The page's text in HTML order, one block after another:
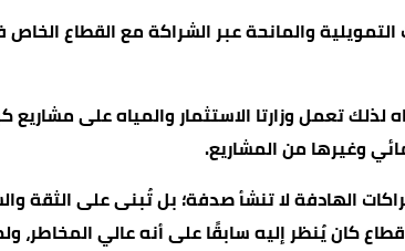
التمويلية والمانحة عبر الشراكة مع القطاع
لذلك تعمل وزارتا الاستثمار والمياه على
وغيرها من المشاريع.
الهادفة لا تنشأ صدفة؛ بل تُبنى على الثقة
يُنظر إليه سابقًا على أنه عالي المخاطر،